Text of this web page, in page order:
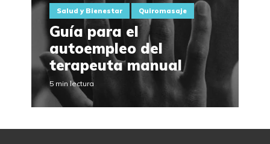
Salud y Bienestar Quiromasaje
Guía para el
autoempleo del
terapeuta manual
5 min lectura